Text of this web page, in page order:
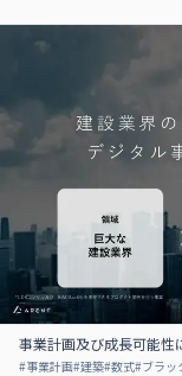
事業計画及び成長可能性
#事業計画#建築#数式#ブラッ